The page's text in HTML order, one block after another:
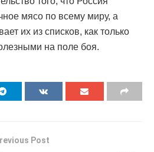
мясо по всему миру, а
их из списков, как только
на поле боя.
Post